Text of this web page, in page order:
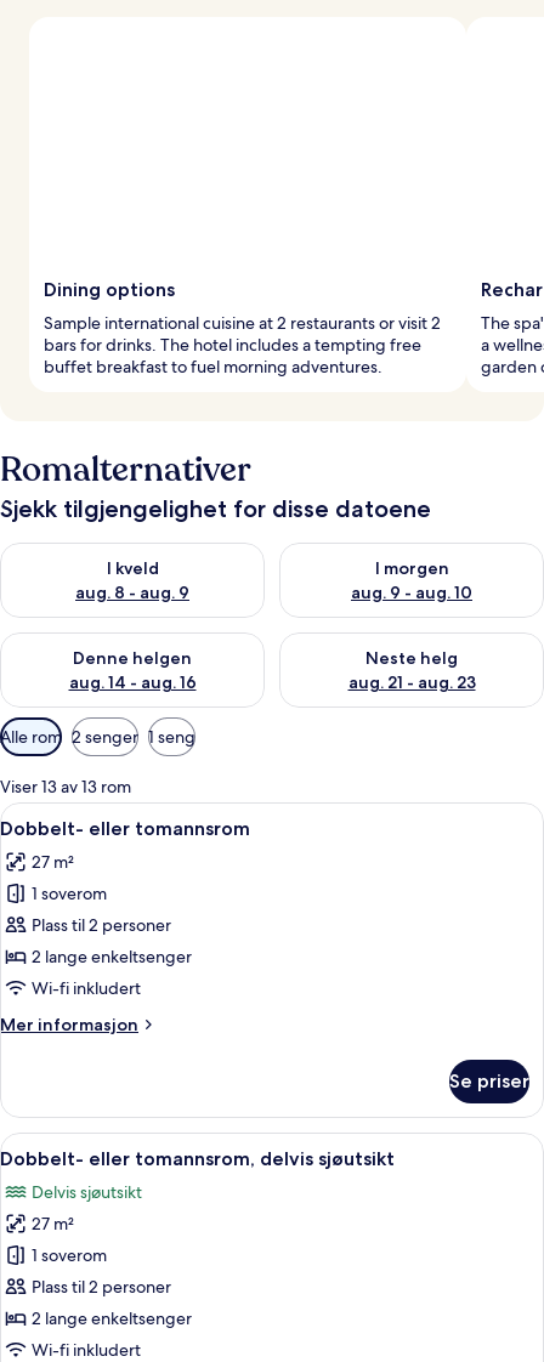
Dining options
Sample international cuisine at 2 restaurants or visit 2
bars for drinks. The hotel includes a tempting free
buffet breakfast to fuel morning adventures.
The
a
garden
Romalternativer
Sjekk tilgjengelighet for disse datoene
I kveld
aug. 8 - aug. 9
Sjekk tilgjengelighet for i kveld, aug. 8 - aug. 9
I morgen
aug. 9 - aug. 10
Sjekk tilgjengelighet for i
Denne helgen
aug. 14 - aug. 16
Sjekk tilgjengelighet for denne helgen, aug. 14 - aug. 16
Neste helg
aug. 21 - aug. 23
Sjekk tilgjengelighet for
Tilgjengelige
filtre
for
rom
Alle rom 2 senger 1 seng
Viser 13 av 13 rom
Åpne
alle
bildene
av
Dobbelt-
eller
tomannsrom
Dobbelt- eller tomannsrom |
8
Dobbelt- eller tomannsrom
27 m²
1 soverom
Plass til 2 personer
2 lange enkeltsenger
Wi-fi inkludert
Mer informasjon
Mer
eller
tomannsrom
Se priser
Åpne
alle
bildene
av
Dobbelt-
eller
tomannsrom,
delvis
Allergitestet sengetøy, safe på
8
Dobbelt- eller tomannsrom, delvis sjøutsikt
Delvis sjøutsikt
27 m²
1 soverom
Plass til 2 personer
2 lange enkeltsenger
Wi-fi inkludert